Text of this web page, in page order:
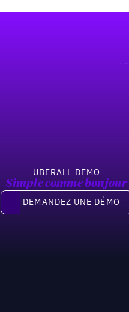
UBERALL DEMO
Simple comme bonjour
Demandez une démo
DEMANDEZ UNE DÉMO